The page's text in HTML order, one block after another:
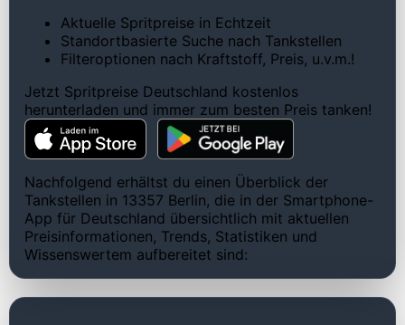
Aktuelle Spritpreise in Echtzeit
Standortbasierte Suche nach Tankstellen
Filteroptionen nach Kraftstoff, Preis, u.v.m.!
Jetzt Spritpreise Deutschland kostenlos
herunterladen und immer zum besten Preis tanken!
Nachfolgend erhältst du einen Überblick der
Tankstellen in 13357 Berlin, die in der Smartphone-
App für Deutschland übersichtlich mit aktuellen
Preisinformationen, Trends, Statistiken und
Wissenswertem aufbereitet sind: